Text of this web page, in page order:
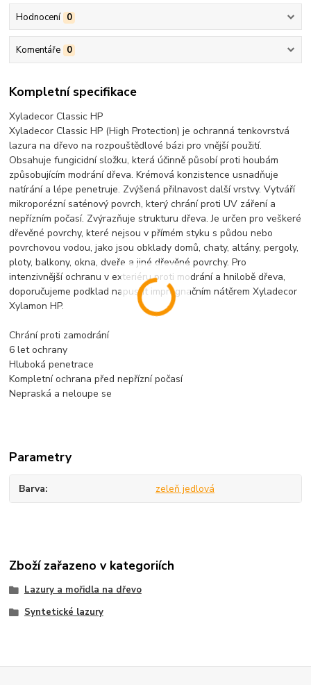
Hodnocení 0
Komentáře 0
Kompletní specifikace
Xyladecor Classic HP
Xyladecor Classic HP (High Protection) je ochranná tenkovrstvá
lazura na dřevo na rozpouštědlové bázi pro vnější použití.
Obsahuje fungicidní složku, která účinně působí proti houbám
způsobujícím modrání dřeva. Krémová konzistence usnadňuje
natírání a lépe penetruje. Zvýšená přilnavost další vrstvy. Vytváří
mikroporézní saténový povrch, který chrání proti UV záření a
nepřízním počasí. Zvýrazňuje strukturu dřeva. Je určen pro veškeré
dřevěné povrchy, které nejsou v přímém styku s půdou nebo
povrchovou vodou, jako jsou obklady domů, chaty, altány, pergoly,
ploty, balkony, okna, dveře a jiné dřevěné povrchy. Pro
intenzivnější ochranu v exteriéru proti modrání a hnilobě dřeva,
doporučujeme podklad napustit impregnačním nátěrem Xyladecor
Xylamon HP.
Chrání proti zamodrání
6 let ochrany
Hluboká penetrace
Kompletní ochrana před nepřízní počasí
Nepraská a neloupe se
Parametry
Barva zeleň jedlová
Zboží zařazeno v kategoriích
Lazury a mořidla na dřevo
Syntetické lazury